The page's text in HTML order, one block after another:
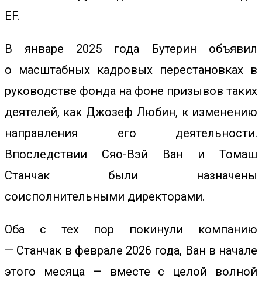
EF.
В январе 2025 года Бутерин объявил
о масштабных кадровых перестановках в
руководстве фонда на фоне призывов таких
деятелей, как Джозеф Любин, к изменению
направления его деятельности.
Впоследствии Сяо-Вэй Ван и Томаш
Станчак были назначены
соисполнительными директорами.
Оба с тех пор покинули компанию
— Станчак в феврале 2026 года, Ван в начале
этого месяца — вместе с целой волной